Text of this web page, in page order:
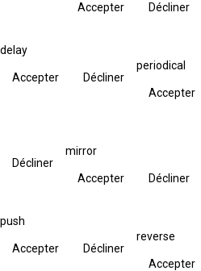
Accepter Décliner
delay
Accepter Décliner
periodical
Accepter
Décliner
mirror
Accepter Décliner
push
Accepter Décliner
reverse
Accepter